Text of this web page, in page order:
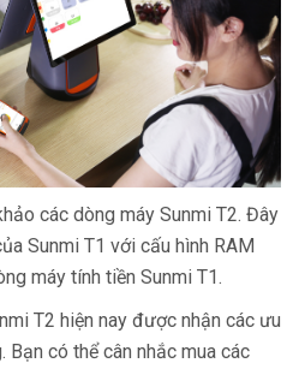
các dòng máy Sunmi T2. Đây
Sunmi T1 với cấu hình RAM
máy tính tiền Sunmi T1.
T2 hiện nay được nhận các ưu
Bạn có thể cân nhắc mua các